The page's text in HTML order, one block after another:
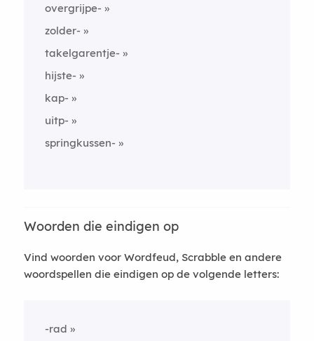
overgrijpe-
zolder-
takelgarentje-
hijste-
kap-
uitp-
springkussen-
Woorden die eindigen op
Vind woorden voor Wordfeud, Scrabble en andere
woordspellen die eindigen op de volgende letters:
-rad